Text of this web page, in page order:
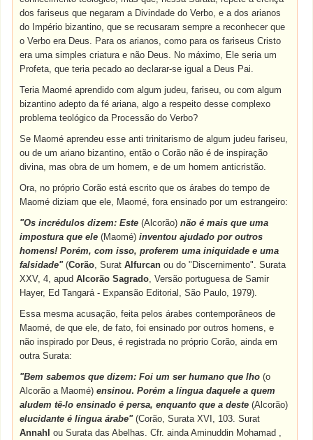
dos fariseus que negaram a Divindade do Verbo, e a dos arianos
do Império bizantino, que se recusaram sempre a reconhecer que
o Verbo era Deus. Para os arianos, como para os fariseus Cristo
era uma simples criatura e não Deus. No máximo, Ele seria um
Profeta, que teria pecado ao declarar-se igual a Deus Pai.
Teria Maomé aprendido com algum judeu, fariseu, ou com algum
bizantino adepto da fé ariana, algo a respeito desse complexo
problema teológico da Processão do Verbo?
Se Maomé aprendeu esse anti trinitarismo de algum judeu fariseu,
ou de um ariano bizantino, então o Corão não é de inspiração
divina, mas obra de um homem, e de um homem anticristão.
Ora, no próprio Corão está escrito que os árabes do tempo de
Maomé diziam que ele, Maomé, fora ensinado por um estrangeiro:
"Os incrédulos dizem: Este(Alcorão) não é mais que uma
impostura que ele(Maomé) inventou ajudado por outros
homens! Porém, com isso, proferem uma iniquidade e uma
falsidade"(Corão, SuratAlfurcan ou do "Discernimento". Surata
XXV, 4, apudAlcorão Sagrado, Versão portuguesa de Samir
Hayer, Ed Tangará - Expansão Editorial, São Paulo, 1979).
Essa mesma acusação, feita pelos árabes contemporâneos de
Maomé, de que ele, de fato, foi ensinado por outros homens, e
não inspirado por Deus, é registrada no próprio Corão, ainda em
outra Surata:
"Bem sabemos que dizem: Foi um ser humano que lho (o
Alcorão a Maomé)ensinou.Porém a língua daquele a quem
aludem tê-lo ensinado é persa, enquanto que a deste (Alcorão)
elucidante é língua árabe"(Corão, Surata XVI, 103. Surat
Annahl ou Surata das Abelhas. Cfr. ainda Aminuddin Mohamad ,